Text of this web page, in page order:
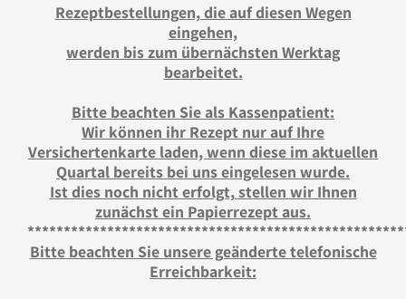
Rezeptbestellungen, die auf diesen Wegen
eingehen,
werden bis zum übernächsten Werktag
bearbeitet.
Bitte beachten Sie als Kassenpatient:
Wir können ihr Rezept nur auf Ihre
Versichertenkarte laden, wenn diese im aktuellen
Quartal bereits bei uns eingelesen wurde.
Ist dies noch nicht erfolgt, stellen wir Ihnen
zunächst ein Papierrezept aus.
Bitte beachten Sie unsere geänderte telefonische
Erreichbarkeit: